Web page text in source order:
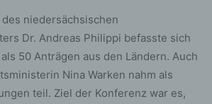
niedersächsischen
Dr. Andreas Philippi befasste sich
50 Anträgen aus den Ländern. Auch
Nina Warken nahm als
teil. Ziel der Konferenz war es,